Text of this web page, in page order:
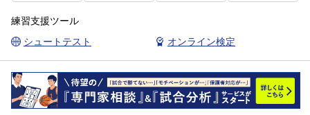
練習支援ツール
シュートテスト
オンライン検定